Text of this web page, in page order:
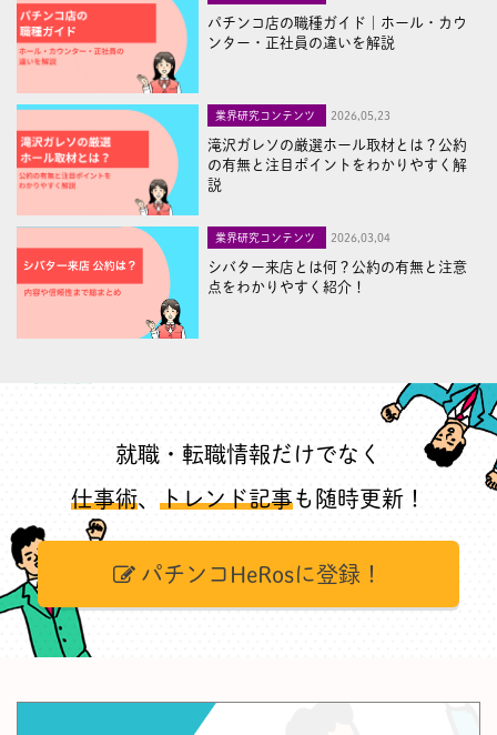
パチンコ店の職種ガイド｜ホール・カウ
ンター・正社員の違いを解説
業界研究コンテンツ 2026,05,23
滝沢ガレソの厳選ホール取材とは？公約
の有無と注目ポイントをわかりやすく解
説
業界研究コンテンツ 2026,03,04
シバター来店とは何？公約の有無と注意
点をわかりやすく紹介！
就職・転職情報だけでなく
仕事術、 トレンド記事も随時更新！
パチンコHeRosに登録！